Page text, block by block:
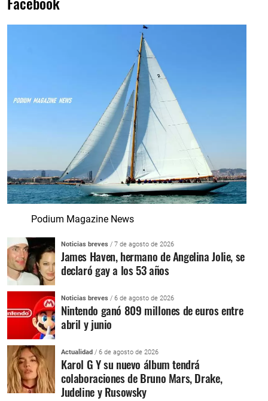
Podium Magazine News
Noticias breves / 7 de agosto de 2026
James Haven, hermano de Angelina Jolie, se
declaró gay a los 53 años
Noticias breves / 6 de agosto de 2026
Nintendo ganó 809 millones de euros entre
abril y junio
Actualidad / 6 de agosto de 2026
Karol G Y su nuevo álbum tendrá
colaboraciones de Bruno Mars, Drake,
Judeline y Rusowsky